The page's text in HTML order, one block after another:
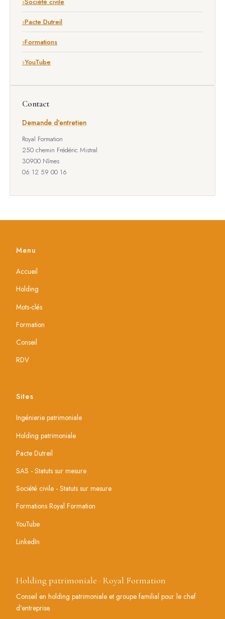
Pacte Dutreil
Formations
YouTube
Contact
Demande d'entretien
Royal Formation
250 chemin Frédéric Mistral
30900 Nîmes
06 12 59 00 16
Menu
Accueil
Holding
Mots-clés
Formation
Conseil
RDV
Sites
Ingénierie patrimoniale
Holding patrimoniale
Pacte Dutreil
SAS - Statuts sur mesure
Société civile - Statuts sur mesure
Formations Royal Formation
YouTube
LinkedIn
Holding patrimoniale · Royal Formation
Conseil en holding patrimoniale et groupe familial pour le chef
d'entreprise.